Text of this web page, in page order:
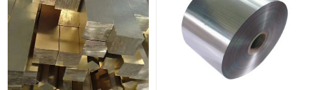
2#锑 84,000—90,000 87,000 0
1#镁 17,000—18,000 17,500
1#电解锰(99.7%袋装) 17,900—18,100 18,000